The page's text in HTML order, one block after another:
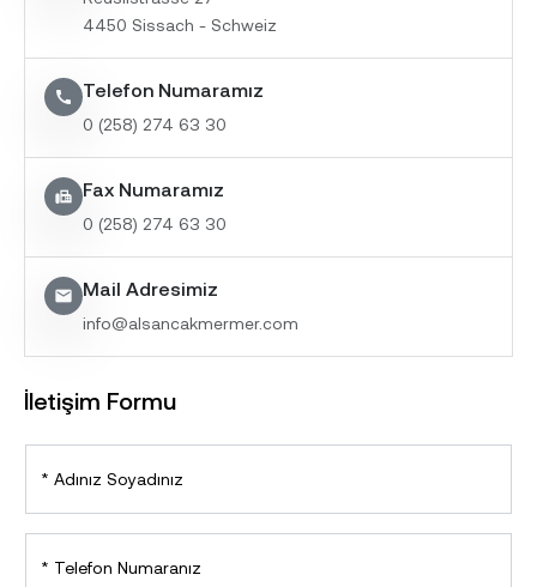
4450 Sissach - Schweiz
call Telefon Numaramız
0 (258) 274 63 30
fax Fax Numaramız
0 (258) 274 63 30
email Mail Adresimiz
info@alsancakmermer.com
İletişim Formu
* Adınız Soyadınız
* Telefon Numaranız